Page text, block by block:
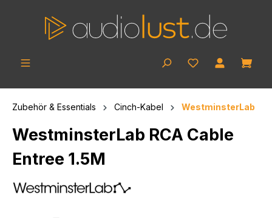
Zubehör & Essentials Cinch-Kabel WestminsterLab
WestminsterLab RCA Cable
Entree 1.5M